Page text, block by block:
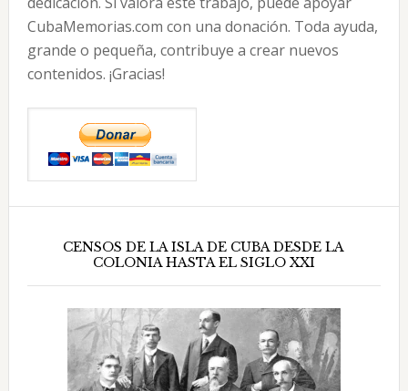
CubaMemorias.com con una donación. Toda ayuda,
grande o pequeña, contribuye a crear nuevos
contenidos. ¡Gracias!
CENSOS DE LA ISLA DE CUBA DESDE LA
COLONIA HASTA EL SIGLO XXI